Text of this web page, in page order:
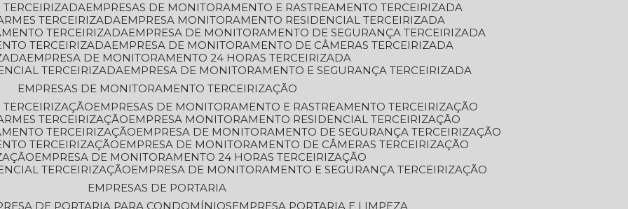
TERCEIRIZADA
EMPRESAS DE MONITORAMENTO E RASTREAMENTO TERCEIRIZADA
TERCEIRIZADA
EMPRESA MONITORAMENTO RESIDENCIAL TERCEIRIZADA
TERCEIRIZADA
EMPRESA DE MONITORAMENTO DE SEGURANÇA TERCEIRIZADA
TERCEIRIZADA
EMPRESA DE MONITORAMENTO DE CÂMERAS TERCEIRIZADA
EMPRESA DE MONITORAMENTO 24 HORAS TERCEIRIZADA
TERCEIRIZADA
EMPRESA DE MONITORAMENTO E SEGURANÇA TERCEIRIZADA
EMPRESAS DE MONITORAMENTO TERCEIRIZAÇÃO
EMPRESAS DE MONITORAMENTO E RASTREAMENTO TERCEIRIZAÇÃO
TERCEIRIZAÇÃO
EMPRESA MONITORAMENTO RESIDENCIAL TERCEIRIZAÇÃO
TERCEIRIZAÇÃO
EMPRESA DE MONITORAMENTO DE SEGURANÇA TERCEIRIZAÇÃO
TERCEIRIZAÇÃO
EMPRESA DE MONITORAMENTO DE CÂMERAS TERCEIRIZAÇÃO
EMPRESA DE MONITORAMENTO 24 HORAS TERCEIRIZAÇÃO
TERCEIRIZAÇÃO
EMPRESA DE MONITORAMENTO E SEGURANÇA TERCEIRIZAÇÃO
EMPRESAS DE PORTARIA
DE PORTARIA PARA CONDOMÍNIOS
EMPRESA PORTARIA E LIMPEZA